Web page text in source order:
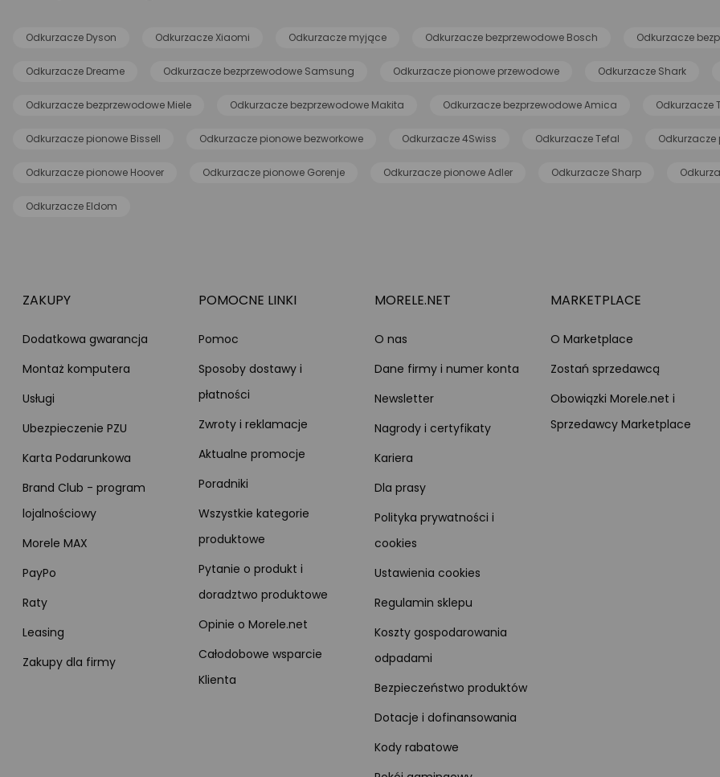
Odkurzacze Dyson Odkurzacze Xiaomi Odkurzacze myjące Odkurzacze bezprzewodowe Bosch Odkurzacze
Odkurzacze Dreame Odkurzacze bezprzewodowe Samsung Odkurzacze pionowe przewodowe Odkurzacze Shark
Odkurzacze bezprzewodowe Miele Odkurzacze bezprzewodowe Makita Odkurzacze bezprzewodowe Amica Odkurzacze
Odkurzacze pionowe Bissell Odkurzacze pionowe bezworkowe Odkurzacze 4Swiss Odkurzacze Tefal Odkurzacze
Odkurzacze pionowe Hoover Odkurzacze pionowe Gorenje Odkurzacze pionowe Adler Odkurzacze Sharp
Odkurzacze Eldom
ZAKUPY
Dodatkowa gwarancja
Montaż komputera
Usługi
Ubezpieczenie PZU
Karta Podarunkowa
Brand Club - program
lojalnościowy
Morele MAX
PayPo
Raty
Leasing
Zakupy dla firmy
POMOCNE LINKI
Pomoc
Sposoby dostawy i
płatności
Zwroty i reklamacje
Aktualne promocje
Poradniki
Wszystkie kategorie
produktowe
Pytanie o produkt i
doradztwo produktowe
Opinie o Morele.net
Całodobowe wsparcie
Klienta
MORELE.NET
O nas
Dane firmy i numer konta
Newsletter
Nagrody i certyfikaty
Kariera
Dla prasy
Polityka prywatności i
cookies
Ustawienia cookies
Regulamin sklepu
Koszty gospodarowania
odpadami
Bezpieczeństwo produktów
Dotacje i dofinansowania
Kody rabatowe
MARKETPLACE
O Marketplace
Zostań sprzedawcą
Obowiązki Morele.net i
Sprzedawcy Marketplace